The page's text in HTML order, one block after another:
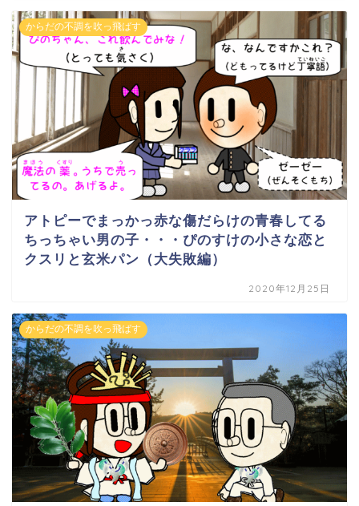
からだの不調を吹っ飛ばす
アトピーでまっかっ赤な傷だらけの青春してる
ちっちゃい男の子・・・ぴのすけの小さな恋と
クスリと玄米パン（大失敗編）
2020年12月25日
からだの不調を吹っ飛ばす